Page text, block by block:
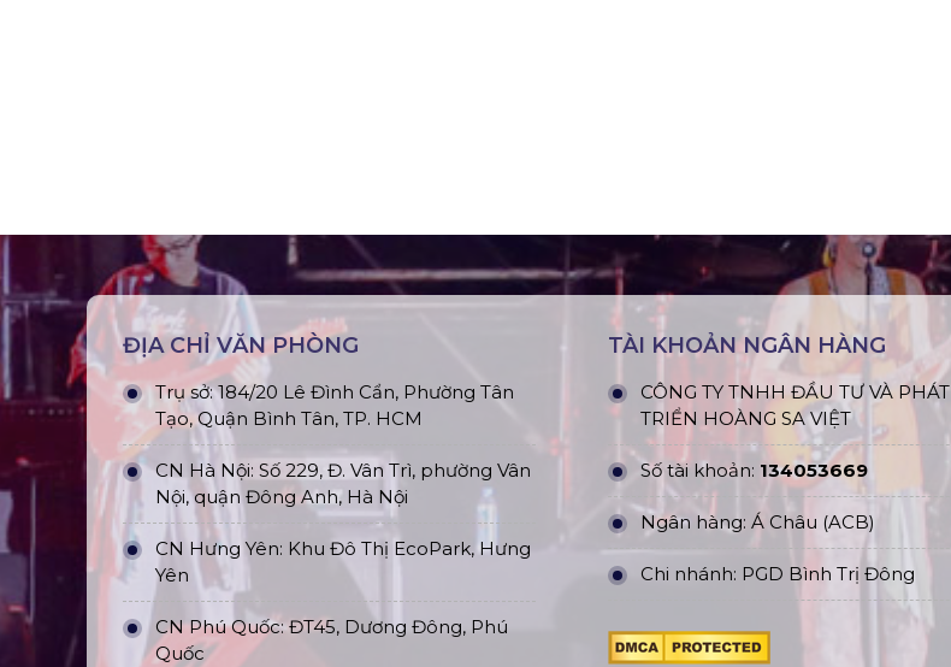
ĐỊA CHỈ VĂN PHÒNG
Trụ sở: 184/20 Lê Đình Cẩn, Phường Tân
Tạo, Quận Bình Tân, TP. HCM
CN Hà Nội: Số 229, Đ. Vân Trì, phường Vân
Nội, quận Đông Anh, Hà Nội
CN Hưng Yên: Khu Đô Thị EcoPark, Hưng
Yên
CN Phú Quốc: ĐT45, Dương Đông, Phú
Quốc
TÀI KHOẢN NGÂN HÀNG
CÔNG TY TNHH ĐẦU TƯ VÀ PHÁT
TRIỂN HOÀNG SA VIỆT
Số tài khoản: 134053669
Ngân hàng: Á Châu (ACB)
Chi nhánh: PGD Bình Trị Đông